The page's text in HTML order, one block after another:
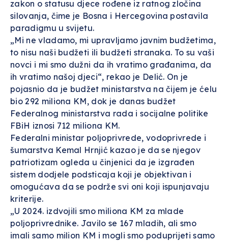
zakon o statusu djece rođene iz ratnog zločina
silovanja, čime je Bosna i Hercegovina postavila
paradigmu u svijetu.
„Mi ne vladamo, mi upravljamo javnim budžetima,
to nisu naši budžeti ili budžeti stranaka. To su vaši
novci i mi smo dužni da ih vratimo građanima, da
ih vratimo našoj djeci“, rekao je Delić. On je
pojasnio da je budžet ministarstva na čijem je ćelu
bio 292 miliona KM, dok je danas budžet
Federalnog ministarstva rada i socijalne politike
FBiH iznosi 712 miliona KM.
Federalni ministar poljoprivrede, vodoprivrede i
šumarstva Kemal Hrnjić kazao je da se njegov
patriotizam ogleda u činjenici da je izgrađen
sistem dodjele podsticaja koji je objektivan i
omogućava da se podrže svi oni koji ispunjavaju
kriterije.
„U 2024. izdvojili smo miliona KM za mlade
poljoprivrednike. Javilo se 167 mladih, ali smo
imali samo milion KM i mogli smo poduprijeti samo